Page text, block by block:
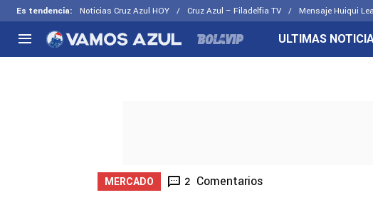
Es tendencia: Noticias Cruz Azul HOY Cruz Azul – Filadelfia TV Mensaje Huiqui
Selección Mexicana
ULTIMAS
MERCADO 2 Comentarios